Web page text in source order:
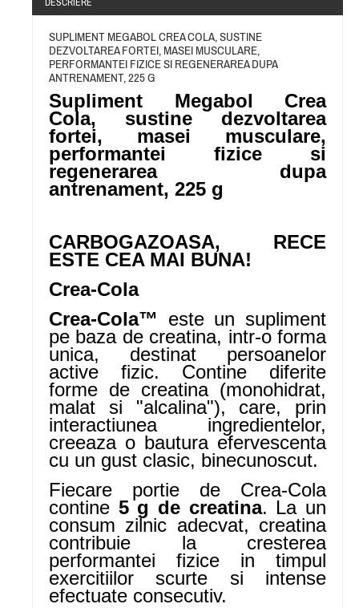
DESCRIERE
SUPLIMENT MEGABOL CREA COLA, SUSTINE
DEZVOLTAREA FORTEI, MASEI MUSCULARE,
PERFORMANTEI FIZICE SI REGENERAREA DUPA
ANTRENAMENT, 225 G
Supliment Megabol Crea
Cola,
sustine dezvoltarea
fortei, masei musculare,
performantei fizice si
regenerarea dupa
antrenament, 225 g
CARBOGAZOASA, RECE
ESTE CEA MAI BUNA!
Crea-Cola
Crea-Cola™
este un supliment
pe baza de creatina, intr-o forma
unica, destinat persoanelor
active fizic. Contine diferite
forme de creatina (monohidrat,
malat si "alcalina"), care, prin
interactiunea ingredientelor,
creeaza o bautura efervescenta
cu un gust clasic, binecunoscut.
Fiecare portie de Crea-Cola
contine 5 g de creatina. La un
consum zilnic adecvat, creatina
contribuie la cresterea
performantei fizice in timpul
exercitiilor scurte si intense
efectuate consecutiv.